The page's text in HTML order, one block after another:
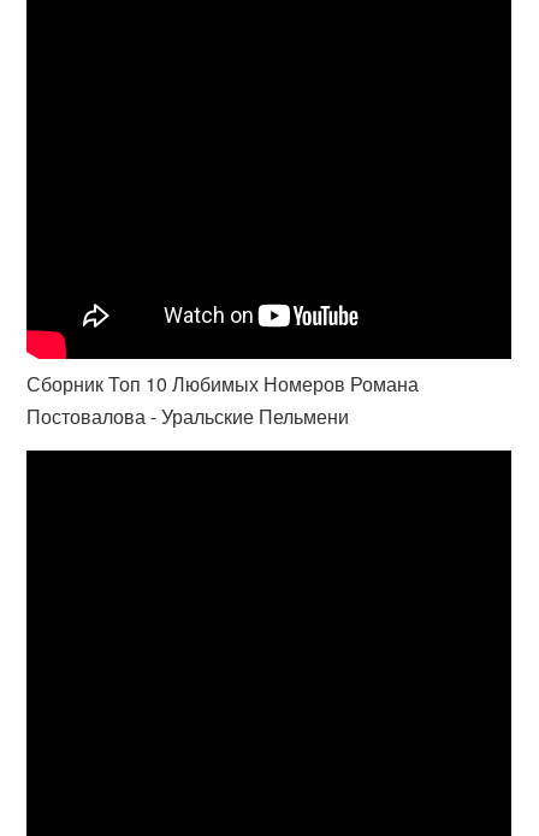
Сборник Топ 10 Любимых Номеров Романа
Постовалова - Уральские Пельмени